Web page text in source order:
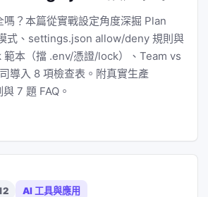
？本篇從實戰設定角度深掘 Plan
式、settings.json allow/deny 規則與
本（擋 .env/憑證/lock）、Team vs
導入 8 項檢查表。附真實生產
7 題 FAQ。
AI 工具與應用